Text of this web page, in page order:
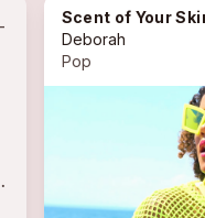
Scent of Your
Deborah
Pop